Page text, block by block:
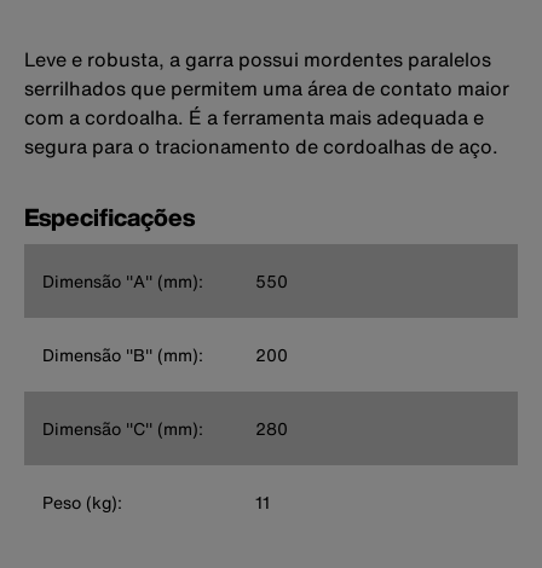
Leve e robusta, a garra possui mordentes paralelos
serrilhados que permitem uma área de contato maior
com a cordoalha. É a ferramenta mais adequada e
segura para o tracionamento de cordoalhas de aço.
Especificações
Dimensão ''A'' (mm): 550
Dimensão ''B'' (mm): 200
Dimensão ''C'' (mm): 280
Peso (kg): 11